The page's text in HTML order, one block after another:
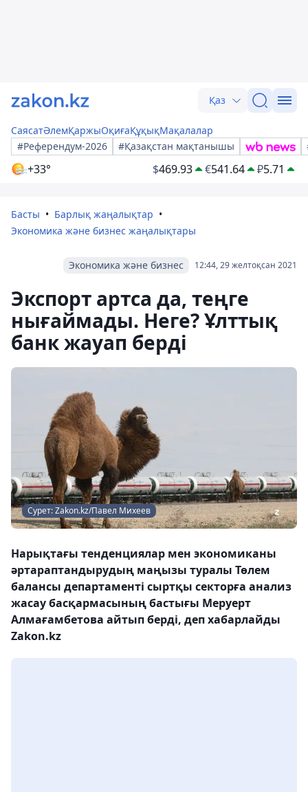
Қаз
СаясатӘлемҚаржыОқиғаҚұқықМақалалар
#Референдум-2026
#Қазақстан мақтанышы
+33° $469.93 €541.64 ₽5.71
Басты
Барлық жаңалықтар
Экономика және бизнес жаңалықтары
12:44, 29 желтоқсан 2021
Экономика және бизнес
Экспорт артса да, теңге
нығаймады. Неге? Ұлттық
банк жауап берді
Сурет: Zakon.kz/Павел Михеев
Нарықтағы тенденциялар мен экономиканы
әртараптандырудың маңызы туралы Төлем
балансы департаменті сыртқы секторға анализ
жасау басқармасының бастығы Меруерт
Алмағамбетова айтып берді, деп хабарлайды
Zakon.kz